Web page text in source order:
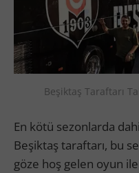
Beşiktaş Taraftarı
En kötü sezonlarda dahi
Beşiktaş taraftarı, bu
göze hoş gelen oyun